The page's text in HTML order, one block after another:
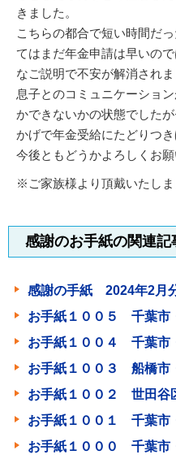
きました。
こちらの都合で短い時間だ
てはまだ年金申請は早いの
なご説明で不安が解消されま
息子とのコミュニケーショ
かできないかの状態でした
かげで年金受給にたどりつき
今後ともどうかよろしくお願
※ご家族様より頂戴いたしま
感謝のお手紙の関連記
感謝の手紙 2024年2月
お手紙１００５ 千葉市
お手紙１００４ 千葉市
お手紙１００３ 船橋市
お手紙１００２ 世田谷
お手紙１００１ 千葉市
お手紙１０００ 千葉市